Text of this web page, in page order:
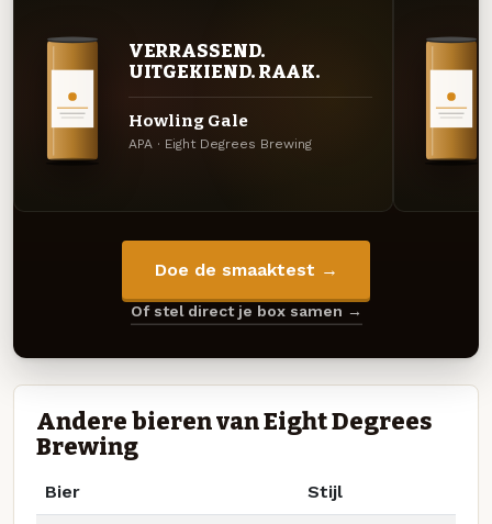
VERRASSEND.
UITGEKIEND. RAAK.
Howling Gale
APA · Eight Degrees Brewing
Doe de smaaktest →
Of stel direct je box samen →
Andere bieren van Eight Degrees
Brewing
Bier Stijl